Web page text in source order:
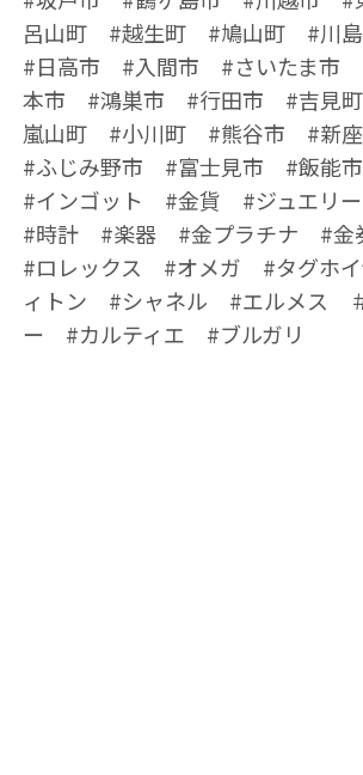
呂山町 #越生町 #鳩山町 #川
#日高市 #入間市 #さいたま市
本市 #鴻巣市 #行田市 #吉見
嵐山町 #小川町 #熊谷市 #新
#ふじみ野市 #富士見市 #飯能
#インゴット #金貨 #ジュエリ
#時計 #楽器 #金プラチナ #
#ロレックス #オメガ #タグホ
ィトン #シャネル #エルメス
ー #カルティエ #ブルガリ